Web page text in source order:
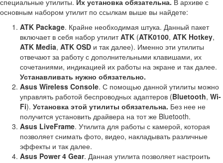
специальные утилиты. Их установка обязательна. В архиве с
основным набором утилит по ссылкам выше вы найдете:
ATK Package. Крайне необходимая штука. Данный пакет
включает в себя набор утилитATK (ATK0100, ATK Hotkey,
ATK Media, ATK OSD и так далее). Именно эти утилиты
отвечают за работу с дополнительными клавишами, их
сочетаниями, индикацией их работы на экране и так далее.
Устанавливать нужно обязательно.
Asus Wireless Console. С помощью данной утилиты можно
управлять работой беспроводных адаптеров (Bluetooth, Wi-
Fi). Установка этой утилиты обязательна. Без нее не
получится установить драйвера на тот же Bluetooth.
Asus LiveFrame. Утилита для работы с камерой, которая
позволяет снимать фото, видео, накладывать различные
эффекты и так далее.
Asus Power 4 Gear. Данная утилита позволяет настроить